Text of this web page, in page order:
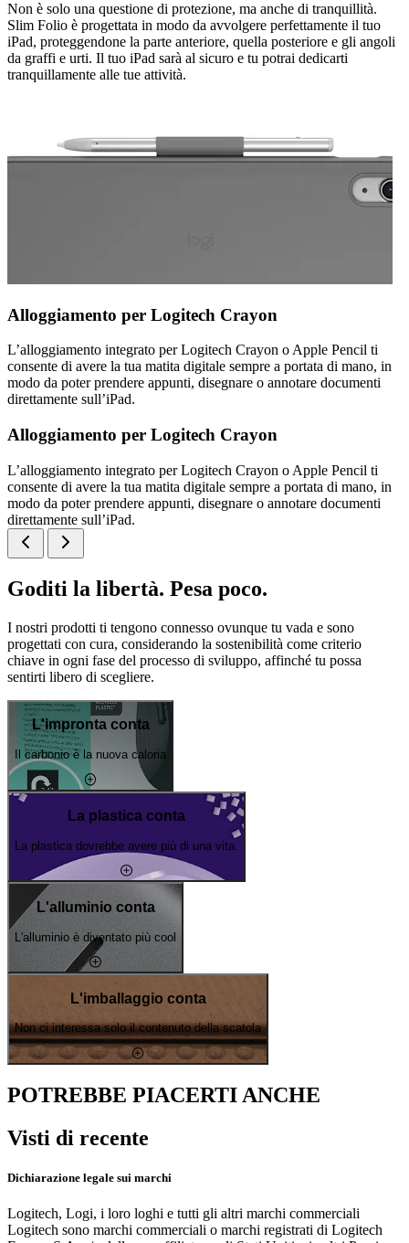
Non è solo una questione di protezione, ma anche di tranquillità.
Slim Folio è progettata in modo da avvolgere perfettamente il tuo
iPad, proteggendone la parte anteriore, quella posteriore e gli angoli
da graffi e urti. Il tuo iPad sarà al sicuro e tu potrai dedicarti
tranquillamente alle tue attività.
Alloggiamento per Logitech Crayon
L’alloggiamento integrato per Logitech Crayon o Apple Pencil ti
consente di avere la tua matita digitale sempre a portata di mano, in
modo da poter prendere appunti, disegnare o annotare documenti
direttamente sull’iPad.
Alloggiamento per Logitech Crayon
L’alloggiamento integrato per Logitech Crayon o Apple Pencil ti
consente di avere la tua matita digitale sempre a portata di mano, in
modo da poter prendere appunti, disegnare o annotare documenti
direttamente sull’iPad.
Goditi la libertà. Pesa poco.
I nostri prodotti ti tengono connesso ovunque tu vada e sono
progettati con cura, considerando la sostenibilità come criterio
chiave in ogni fase del processo di sviluppo, affinché tu possa
sentirti libero di scegliere.
L'impronta conta
Il carbonio è la nuova caloria
La plastica conta
La plastica dovrebbe avere più di una vita.
L'alluminio conta
L'alluminio è diventato più cool
L'imballaggio conta
Non ci interessa solo il contenuto della scatola
POTREBBE PIACERTI ANCHE
Visti di recente
Dichiarazione legale sui marchi
Logitech, Logi, i loro loghi e tutti gli altri marchi commerciali
Logitech sono marchi commerciali o marchi registrati di Logitech